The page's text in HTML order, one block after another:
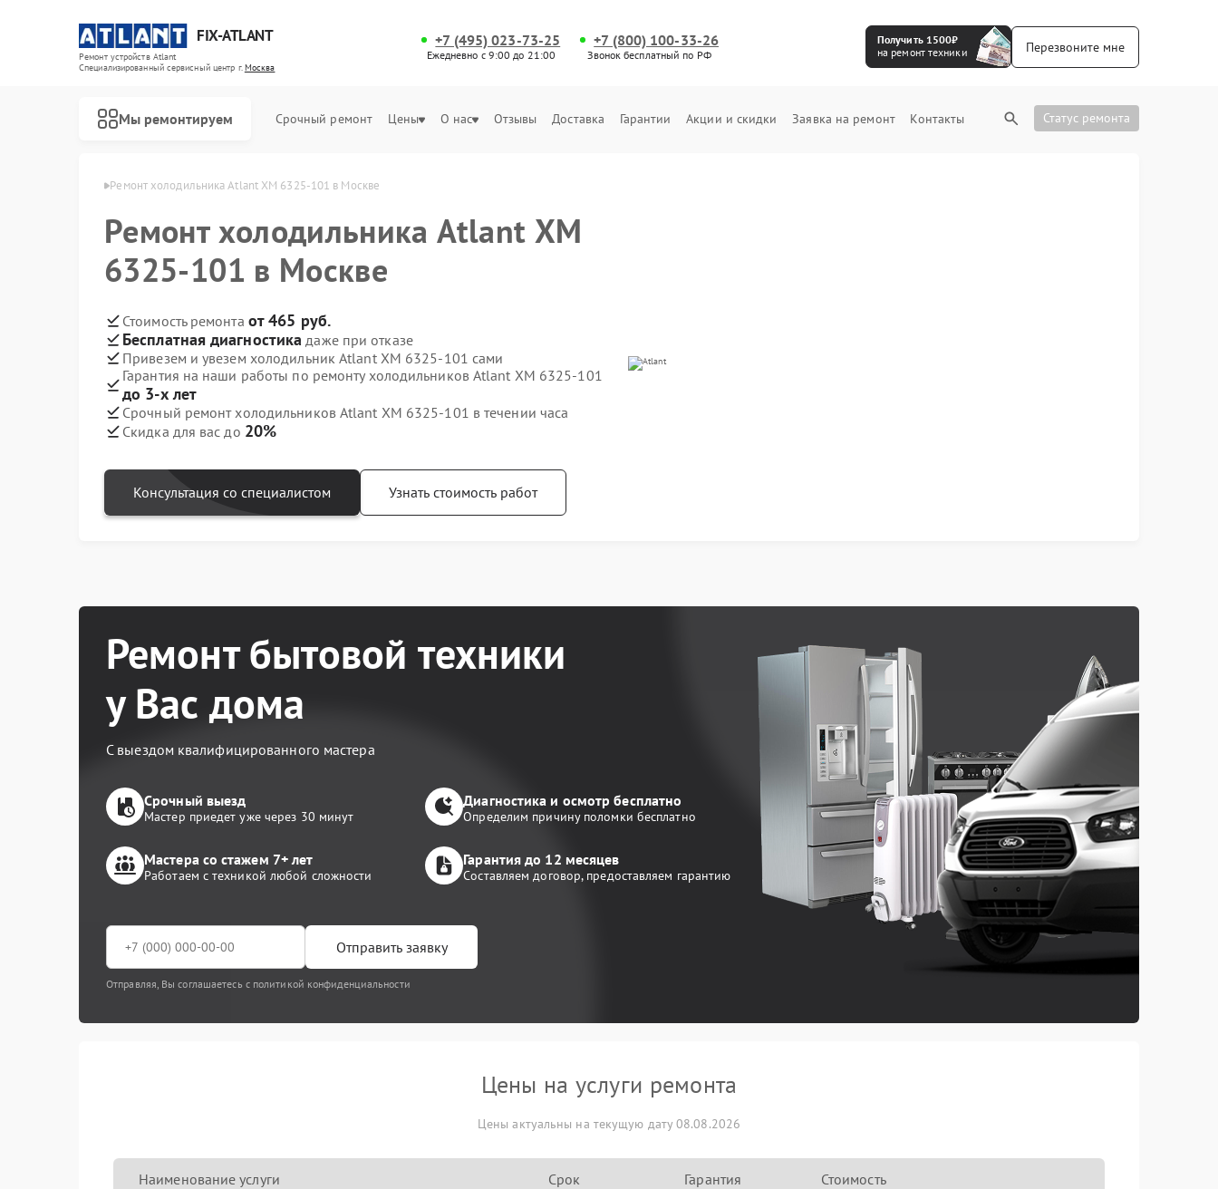
FIX-ATLANT
Ремонт устройств Atlant
Специализированный cервисный центр г.Москва
+7 (495) 023-73-25
Ежедневно с 9:00 до 21:00
+7 (800) 100-33-26
Звонок бесплатный по РФ
Получить 1500₽
на ремонт техники
Перезвоните мне
Мы ремонтируем Срочный ремонт Цены О нас Отзывы Доставка Гарантии Акции и скидки Заявка на ремонт Контакты Статус ремонта
Atlant в Москве Ремонт холодильника Atlant ХМ 6325-101 в Москве
Ремонт холодильника Atlant ХМ
6325-101 в Москве
Стоимость ремонта от 465 руб.
Бесплатная диагностика даже при отказе
Привезем и увезем холодильник Atlant ХМ 6325-101 сами
Гарантия на наши работы по ремонту холодильников Atlant ХМ 6325-101
до 3-х лет
Срочный ремонт холодильников Atlant ХМ 6325-101 в течении часа
Скидка для вас до 20%
Консультация со специалистом Узнать стоимость работ
Ремонт бытовой техники
у Вас дома
С выездом квалифицированного мастера
Срочный выезд
Мастер приедет уже через 30 минут
Диагностика и осмотр бесплатно
Определим причину поломки бесплатно
Мастера со стажем 7+ лет
Работаем с техникой любой сложности
Гарантия до 12 месяцев
Составляем договор, предоставляем гарантию
Отправить заявку
Отправляя, Вы соглашаетесь с политикой конфиденциальности
Цены на услуги ремонта
Цены актуальны на текущую дату 08.08.2026
Наименование услуги Срок Гарантия Стоимость